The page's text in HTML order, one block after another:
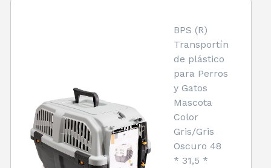
BPS (R)
Transportín
de plástico
para Perros
y Gatos
Mascota
Color
Gris/Gris
Oscuro 48
* 31,5 *